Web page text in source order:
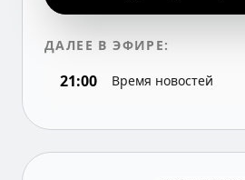
ДАЛЕЕ В ЭФИРЕ:
21:00 Время новостей
Хоккей